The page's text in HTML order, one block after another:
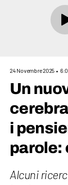
24 Novembre 2025
Un
i
parole:
Alcuni